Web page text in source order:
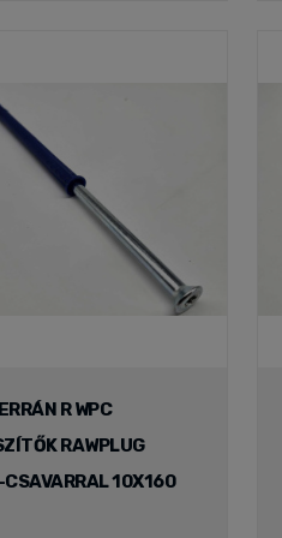
R WPC
RAWPLUG
CSAVARRAL 10X160